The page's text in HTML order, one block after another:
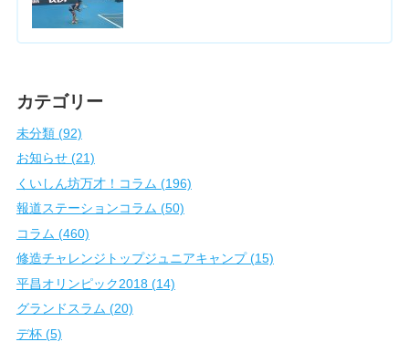
カテゴリー
未分類 (92)
お知らせ (21)
くいしん坊万才！コラム (196)
報道ステーションコラム (50)
コラム (460)
修造チャレンジトップジュニアキャンプ (15)
平昌オリンピック2018 (14)
グランドスラム (20)
デ杯 (5)